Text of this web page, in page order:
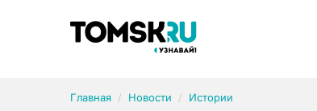
Главная Новости Истории
Рубрики